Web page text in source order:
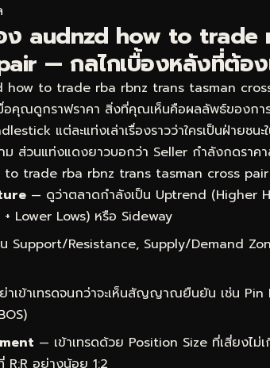
ง audnzd how to
— กลไกเบื้องหลังที่ต้อง
how to trade rba rbnz trans tasman
มื่อคุณดูกราฟราคา สิ่งที่คุณเห็นคือผลลัพธ์ของกา
แต่ละแท่งเล่าเรื่องราวว่าใครเป็นฝ่ายชน
ม ส่วนแท่งแดงยาวบอกว่า Seller กำลังกดราค
to trade rba rbnz trans tasman cross
— ดูว่าตลาดกำลังเป็น Uptrend (Higher
Lower Lows) หรือ Sideway
Support/Resistance, Supply/Demand
าเข้าเทรดจนกว่าจะเห็นสัญญาณยืนยัน เช่น
— เข้าเทรดด้วย Position Size ที่เสี่ยงไ
R:R อย่างน้อย 1:2